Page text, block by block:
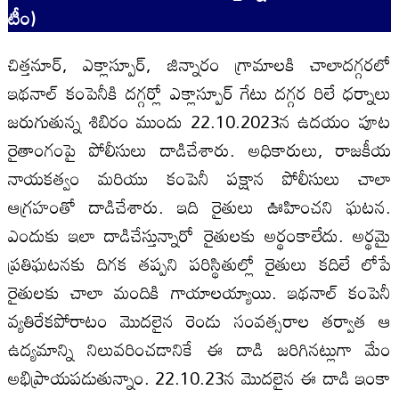
టీం)
చిత్తనూర్‍, ఎక్లాస్పూర్‍, జిన్నారం గ్రామాలకి చాలాదగ్గరలో
ఇథనాల్‍ కంపెనీకి దగ్గర్లో ఎక్లాస్పూర్‍ గేటు దగ్గర రిలే ధర్నాలు
జరుగుతున్న శిబిరం ముందు 22.10.2023న ఉదయం పూట
రైతాంగంపై పోలీసులు దాడిచేశారు. అధికారులు, రాజకీయ
నాయకత్వం మరియు కంపెనీ పక్షాన పోలీసులు చాలా
ఆగ్రహంతో దాడిచేశారు. ఇది రైతులు ఊహించని ఘటన.
ఎందుకు ఇలా దాడిచేస్తున్నారో రైతులకు అర్థంకాలేదు. అర్థమై
ప్రతిఘటనకు దిగక తప్పని పరిస్థితుల్లో రైతులు కదిలే లోపే
రైతులకు చాలా మందికి గాయాలయ్యాయి. ఇథనాల్‍ కంపెనీ
వ్యతిరేకపోరాటం మొదలైన రెండు సంవత్సరాల తర్వాత ఆ
ఉద్యమాన్ని నిలువరించడానికే ఈ దాడి జరిగినట్లుగా మేం
అభిప్రాయపడుతున్నాం. 22.10.23న మొదలైన ఈ దాడి ఇంకా